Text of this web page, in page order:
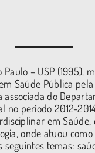
– USP (1995),
Saúde Pública
do
no período 2012-
em
onde atuou
temas: